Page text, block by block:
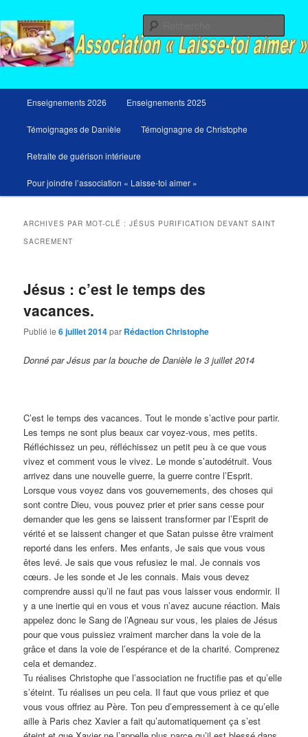
au
contenu
principal
au
contenu
secondaire
principal
Enseignements 2026 Enseignements 2025
Témoignages de Danièle Témoignagne de Christophe
Retraite de guérison intérieure
Pour joindre l’association « Laisse-toi aimer »
ARCHIVES PAR MOT-CLÉ :JÉSUS PURIFICATION DEVANT SAINT
SACREMENT
Jésus : c’est le temps des
vacances.
Publié le6 juillet 2014par Rédaction Christophe
Donné par Jésus par la bouche de Danièle le 3 juillet 2014
C’est le temps des vacances. Tout le monde s’active pour partir.
Les temps ne sont plus beaux car voyez-vous, mes petits.
Réfléchissez un peu, réfléchissez un petit peu à ce que vous
vivez et comment vous le vivez. Le monde s’autodétruit. Vous
arrivez dans une nouvelle guerre, la guerre contre l’Esprit.
Lorsque vous voyez dans vos gouvernements, des choses qui
sont contre Dieu, vous pouvez prier et prier sans cesse pour
demander que les gens se laissent transformer par l’Esprit de
vérité et se laissent changer et que Satan puisse être vraiment
reporté dans les enfers. Mes enfants, Je sais que vous vous
êtes levé. Je sais que vous refusiez le mal. Je connais vos
cœurs. Je les sonde et Je les connais. Mais vous devez
comprendre aussi qu’il ne faut pas vous laisser vous endormir. Il
y a une inertie qui en vous et vous n’avez aucune réaction. Mais
appelez donc le Sang de l’Agneau sur vous, les plaies de Jésus
pour que vous puissiez vraiment marcher dans la voie de la
grâce et dans la voie de l’espérance et de la charité. Comprenez
cela et demandez.
Tu réalises Christophe que l’association ne fructifie pas et qu’elle
s’éteint. Tu réalises un peu cela. Il faut que vous priiez et que
vous vous offriez au Père. Ton peu d’empressement à ce qu’elle
aille à Paris chez Xavier a fait qu’automatiquement ça s’est